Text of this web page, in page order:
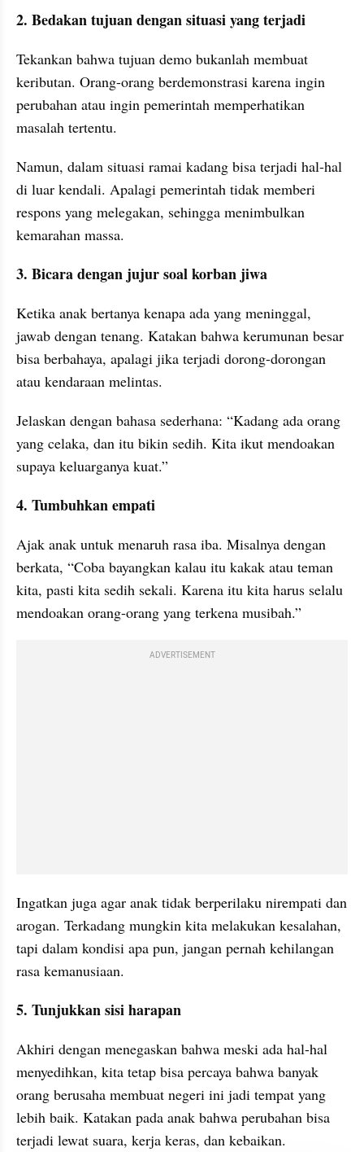
2. Bedakan tujuan dengan situasi yang terjadi
Tekankan bahwa tujuan demo bukanlah membuat
keributan. Orang-orang berdemonstrasi karena ingin
perubahan atau ingin pemerintah memperhatikan
masalah tertentu.
Namun, dalam situasi ramai kadang bisa terjadi hal-hal
di luar kendali. Apalagi pemerintah tidak memberi
respons yang melegakan, sehingga menimbulkan
kemarahan massa.
3. Bicara dengan jujur soal korban jiwa
Ketika anak bertanya kenapa ada yang meninggal,
jawab dengan tenang. Katakan bahwa kerumunan besar
bisa berbahaya, apalagi jika terjadi dorong-dorongan
atau kendaraan melintas.
Jelaskan dengan bahasa sederhana: “Kadang ada orang
yang celaka, dan itu bikin sedih. Kita ikut mendoakan
supaya keluarganya kuat.”
4. Tumbuhkan empati
Ajak anak untuk menaruh rasa iba. Misalnya dengan
berkata, “Coba bayangkan kalau itu kakak atau teman
kita, pasti kita sedih sekali. Karena itu kita harus selalu
mendoakan orang-orang yang terkena musibah.”
ADVERTISEMENT
Ingatkan juga agar anak tidak berperilaku nirempati dan
arogan. Terkadang mungkin kita melakukan kesalahan,
tapi dalam kondisi apa pun, jangan pernah kehilangan
rasa kemanusiaan.
5. Tunjukkan sisi harapan
Akhiri dengan menegaskan bahwa meski ada hal-hal
menyedihkan, kita tetap bisa percaya bahwa banyak
orang berusaha membuat negeri ini jadi tempat yang
lebih baik. Katakan pada anak bahwa perubahan bisa
terjadi lewat suara, kerja keras, dan kebaikan.